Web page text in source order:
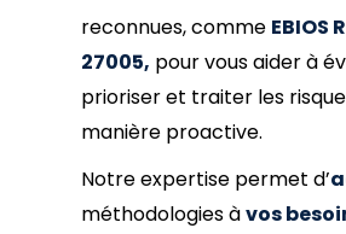
reconnues, comme EBIOS
27005, pour vous aider à
prioriser et traiter les
manière proactive.
Notre expertise permet d’
méthodologies àvos